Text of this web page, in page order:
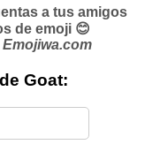
a tus amigos
de emoji 😊
Goat: